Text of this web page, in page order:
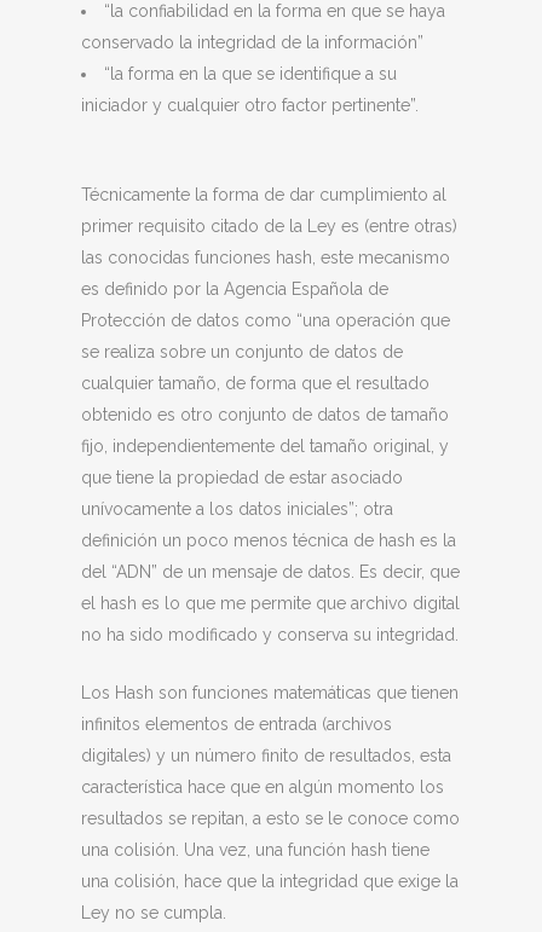
“la confiabilidad en la forma en que se haya
conservado la integridad de la información”
“la forma en la que se identifique a su
iniciador y cualquier otro factor pertinente”.
Técnicamente la forma de dar cumplimiento al
primer requisito citado de la Ley es (entre otras)
las conocidas funciones hash, este mecanismo
es definido por la Agencia Española de
Protección de datos como “una operación que
se realiza sobre un conjunto de datos de
cualquier tamaño, de forma que el resultado
obtenido es otro conjunto de datos de tamaño
fijo, independientemente del tamaño original, y
que tiene la propiedad de estar asociado
unívocamente a los datos iniciales”; otra
definición un poco menos técnica de hash es la
del “ADN” de un mensaje de datos. Es decir, que
el hash es lo que me permite que archivo digital
no ha sido modificado y conserva su integridad.
Los Hash son funciones matemáticas que tienen
infinitos elementos de entrada (archivos
digitales) y un número finito de resultados, esta
característica hace que en algún momento los
resultados se repitan, a esto se le conoce como
una colisión. Una vez, una función hash tiene
una colisión, hace que la integridad que exige la
Ley no se cumpla.